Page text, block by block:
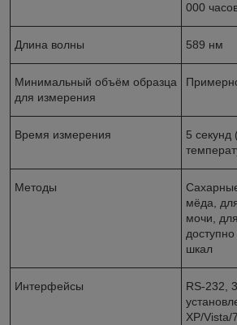
000
Длина волны 589 нм
Минимальный объём образца
для измерения
Время измерения
5 секунд
Методы
мёда,
мочи,
шкал
Интерфейсы
RS-232,
XP/Vista/7